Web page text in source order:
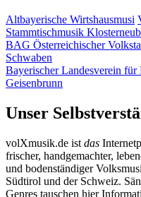
Altbayerische Wirtshausmusi
Stammtischmusik
BAG Österreichischer
Schwaben
Bayerischer Landesverein für
Geisenbrunn
Unser
volXmusik.de ist das
frischer, handgemachter,
und bodenständiger
Südtirol und der Schweiz.
Genres tauschen hier